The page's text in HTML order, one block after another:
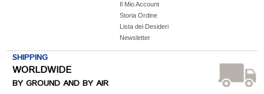
Il Mio Account
Storia Ordine
Lista dei Desideri
Newsletter
SHIPPING
WORLDWIDE
BY GROUND AND BY AIR